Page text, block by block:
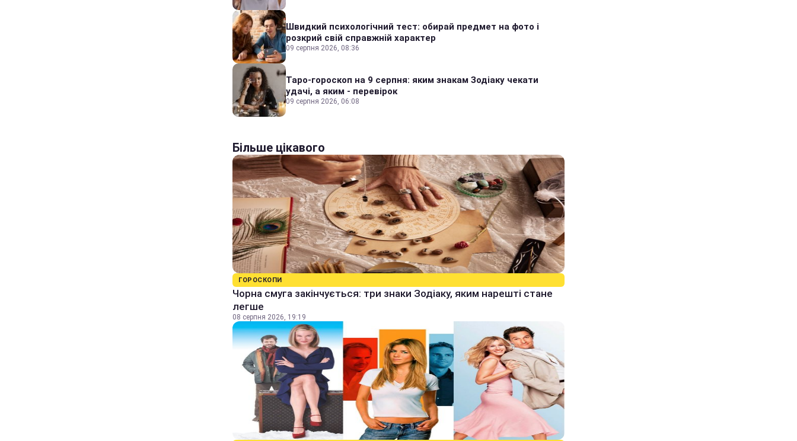
Швидкий психологічний тест: обирай предмет на фото і
розкрий свій справжній характер
09 серпня 2026, 08:36
Таро-гороскоп на 9 серпня: яким знакам Зодіаку чекати
удачі, а яким - перевірок
09 серпня 2026, 06:08
Більше цікавого
ГОРОСКОПИ
Чорна смуга закінчується: три знаки Зодіаку, яким нарешті стане
легше
08 серпня 2026, 19:19